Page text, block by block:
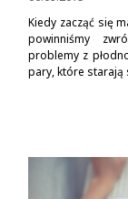
Kiedy zacząć się
powinniśmy
problemy z
pary, które starają